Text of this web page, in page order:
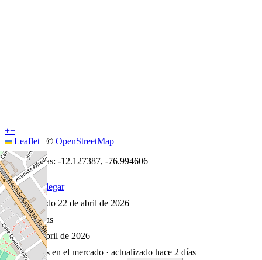
+−
Leaflet | © OpenStreetMap
Coordenadas: -12.127387, -76.994606
Cómo llegar
Publicado 22 de abril de 2026
53visitas
22 de abril de 2026
106 días en el mercado · actualizado hace 2 días